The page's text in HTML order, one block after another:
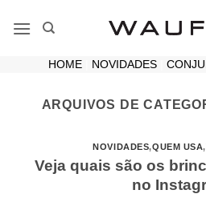
HOME| NOVIDADES|
ARQUIVOS DE
NOVIDADES,QUEM USA,
Veja quais são os
no